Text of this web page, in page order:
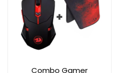
Combo Gamer